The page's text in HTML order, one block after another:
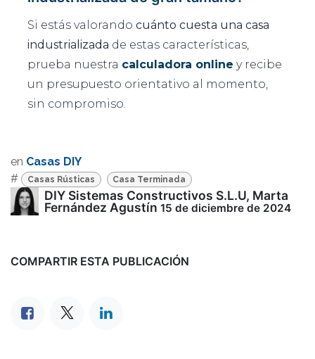
Si estás valorando cuánto cuesta una casa
industrializada de estas características,
prueba nuestra calculadora online y recibe
un presupuesto orientativo al momento,
sin compromiso.
en Casas DIY
#
Casas Rústicas Casa Terminada
DIY Sistemas Constructivos S.L.U, Marta
Fernández Agustín 15 de diciembre de 2024
COMPARTIR ESTA PUBLICACIÓN
EMPIEZA POR AQUÍ